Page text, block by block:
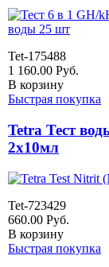
Tet-175488
1 160.00 Руб.
В корзину
Быстрая покупка
Tetra Тест
2х10мл
Tet-723429
660.00 Руб.
В корзину
Быстрая покупка